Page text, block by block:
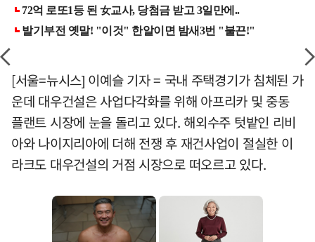
[서울=뉴시스] 이예슬 기자 = 국내 주택경기가 침체된 가
운데 대우건설은 사업다각화를 위해 아프리카 및 중동
플랜트 시장에 눈을 돌리고 있다. 해외수주 텃밭인 리비
아와 나이지리아에 더해 전쟁 후 재건사업이 절실한 이
라크도 대우건설의 거점 시장으로 떠오르고 있다.